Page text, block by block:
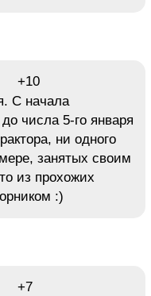
+10
С начала
числа 5-го января
ни одного
занятых своим
из прохожих
:)
+7